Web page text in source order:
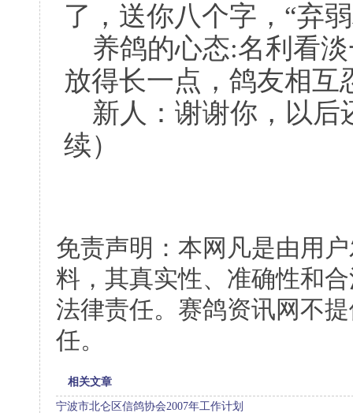
了，送你八个字，“弃
养鸽的心态:名利看淡
放得长一点，鸽友相互
新人：谢谢你，以后
续）
免责声明：本网凡是由用
料，其真实性、准确性和
法律责任。赛鸽资讯网不
任。
相关文章
宁波市北仑区信鸽协会2007年工作计划